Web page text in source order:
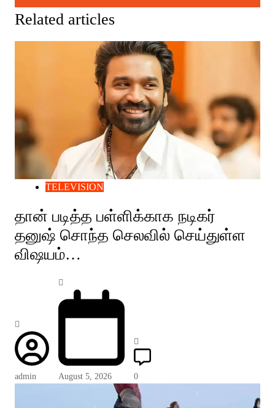
Related articles
TELEVISION
தான் படித்த பள்ளிக்காக நடிகர்
தனுஷ் சொந்த செலவில் செய்துள்ள
விஷயம்…
admin August 5, 2026 0